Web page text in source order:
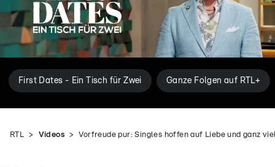
First Dates - Ein Tisch für Zwei Ganze Folgen auf RTL+
RTL Videos Vorfreude pur: Singles hoffen auf Liebe und ganz